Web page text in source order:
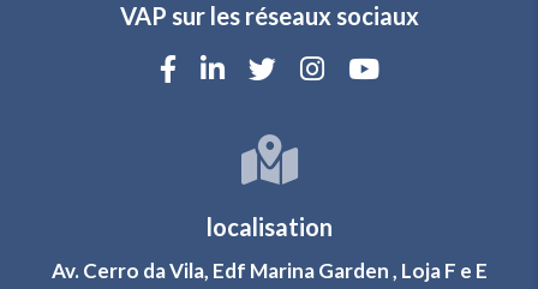
VAP sur les réseaux sociaux
localisation
Av. Cerro da Vila, Edf Marina Garden , Loja F e E